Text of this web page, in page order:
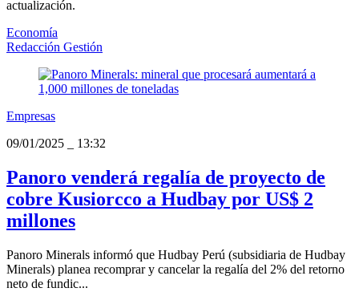
actualización.
Economía
Redacción Gestión
Empresas
09/01/2025
13:32
Panoro venderá regalía de proyecto de
cobre Kusiorcco a Hudbay por US$ 2
millones
Panoro Minerals informó que Hudbay Perú (subsidiaria de Hudbay
Minerals) planea recomprar y cancelar la regalía del 2% del retorno
neto de fundic...